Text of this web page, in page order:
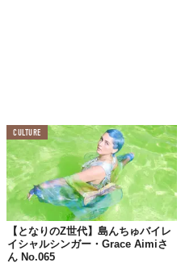
渋谷の宮下パークに
『ポルチーニ茸
美味しすぎ
セルフケアし
週1〜2日、一
ダラダラする
あなたの推しを教え
『進撃の巨人』の
小学生の頃から
一途で、可
CULTURE
【となりのZ世代】島んちゅバイレ
イシャルシンガー・Grace Aimiさ
ん No.065